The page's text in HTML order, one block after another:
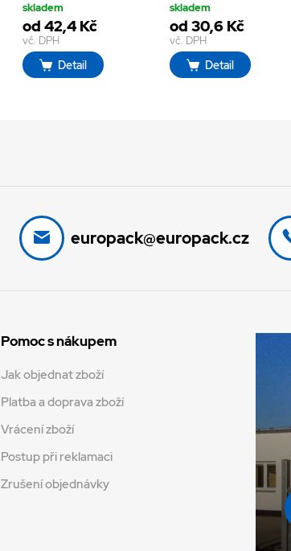
skladem
od 42,4 Kč
vč. DPH
Detail
skladem
od 30,6 Kč
vč. DPH
Detail
europack@europack.cz
Pomoc s nákupem
Jak objednat zboží
Platba a doprava zboží
Vrácení zboží
Postup při reklamaci
Zrušení objednávky